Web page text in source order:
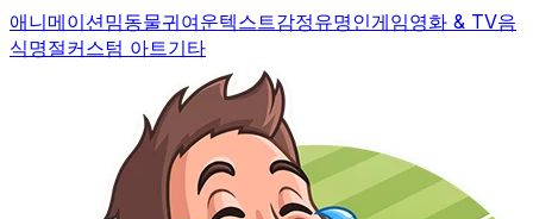
애니메이션밈동물귀여운텍스트감정유명인게임영화 & TV음
식명절커스텀 아트기타